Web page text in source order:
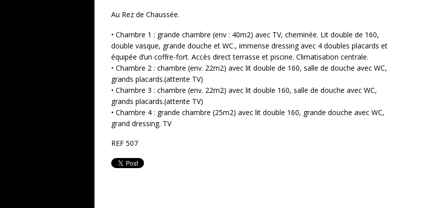
Au Rez de Chaussée.
• Chambre 1 : grande chambre (env : 40m2) avec TV, cheminée. Lit double de 160,
double vasque, grande douche et WC., immense dressing avec 4 doubles placards et
équipée d’un coffre-fort. Accès direct terrasse et piscine. Climatisation centrale.
• Chambre 2 : chambre (env. 22m2) avec lit double de 160, salle de douche avec WC,
grands placards.(attente TV)
• Chambre 3 : chambre (env. 22m2) avec lit double 160, salle de douche avec WC,
grands placards.(attente TV)
• Chambre 4 : grande chambre (25m2) avec lit double 160, grande douche avec WC,
grand dressing. TV
REF 507